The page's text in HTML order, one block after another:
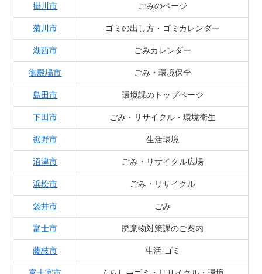
掛川市 ごみのページ
菊川市 ゴミの出し方・ゴミカレンダー
湖西市 ごみカレンダー
御殿場市 ごみ・環境保全
島田市 環境課のトップページ
下田市 ごみ・リサイクル・環境衛生
裾野市 生活環境
沼津市 ごみ・リサイクル広場
浜松市 ごみ・リサイクル
袋井市 ごみ
富士市 廃棄物対策課のご案内
藤枝市 生活-ゴミ